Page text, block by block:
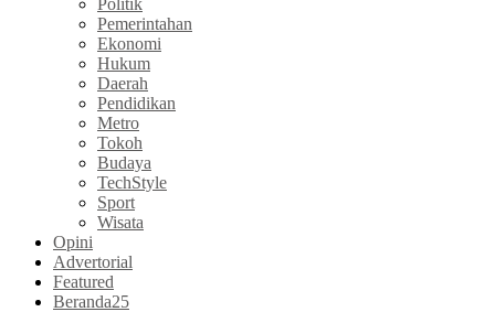
Politik
Pemerintahan
Ekonomi
Hukum
Daerah
Pendidikan
Metro
Tokoh
Budaya
TechStyle
Sport
Wisata
Opini
Advertorial
Featured
Beranda25